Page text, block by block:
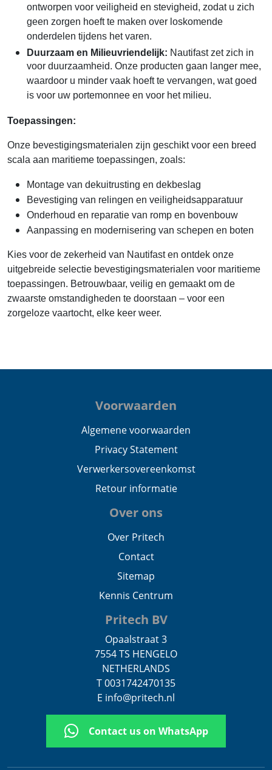
ontworpen voor veiligheid en stevigheid, zodat u zich
geen zorgen hoeft te maken over loskomende
onderdelen tijdens het varen.
Duurzaam en Milieuvriendelijk: Nautifast zet zich in
voor duurzaamheid. Onze producten gaan langer mee,
waardoor u minder vaak hoeft te vervangen, wat goed
is voor uw portemonnee en voor het milieu.
Toepassingen:
Onze bevestigingsmaterialen zijn geschikt voor een breed
scala aan maritieme toepassingen, zoals:
Montage van dekuitrusting en dekbeslag
Bevestiging van relingen en veiligheidsapparatuur
Onderhoud en reparatie van romp en bovenbouw
Aanpassing en modernisering van schepen en boten
Kies voor de zekerheid van Nautifast en ontdek onze
uitgebreide selectie bevestigingsmaterialen voor maritieme
toepassingen. Betrouwbaar, veilig en gemaakt om de
zwaarste omstandigheden te doorstaan – voor een
zorgeloze vaartocht, elke keer weer.
Voorwaarden
Algemene voorwaarden
Privacy Statement
Verwerkersovereenkomst
Retour informatie
Over ons
Over Pritech
Contact
Sitemap
Kennis Centrum
Pritech BV
Opaalstraat 3
7554 TS HENGELO
NETHERLANDS
T 0031742470135
E info@pritech.nl
Contact us on WhatsApp